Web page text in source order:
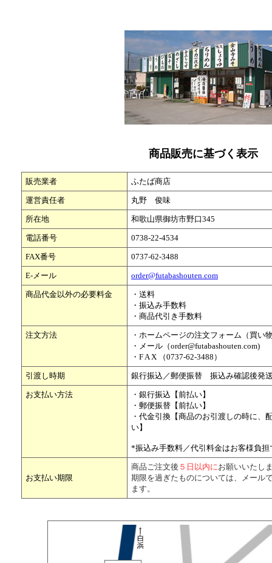
商品販売に基づく表示
販売業者 ふたば商店
運営責任者 丸野 俊味
所在地 和歌山県御坊市野口345
電話番号 0738-22-4534
FAX番号 0737-62-3488
E-メール order@futabashouten.com
商品代金以外の必要料金
・送料
・振込み手数料
・商品代引き手数料
注文方法
・ホームページの注文フォーム（買い
・メール（order@futabashouten.com)
・F A X （0737-62-3488）
引渡し時期 銀行振込／郵便振替 振込み確認後発
お支払い方法
・銀行振込【前払い】
・郵便振替【前払い】
・代金引換【商品のお引渡しの時に、
い】
*振込み手数料／代引料金はお客様負
お支払い期限
商品ご注文後 ５日以内にお願いいたし
期限を過ぎたものについては、メール
ます。